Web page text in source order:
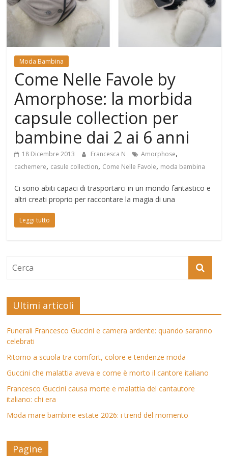
Mondo
Moda Bambina
Come Nelle Favole by
Amorphose: la morbida
capsule collection per
bambine dai 2 ai 6 anni
18 Dicembre 2013 Francesca N Amorphose,
cachemere, casule collection, Come Nelle Favole, moda bambina
Ci sono abiti capaci di trasportarci in un mondo fantastico e
altri creati proprio per raccontare la magia di una
Leggi tutto
Ultimi articoli
Funerali Francesco Guccini e camera ardente: quando saranno
celebrati
Ritorno a scuola tra comfort, colore e tendenze moda
Guccini che malattia aveva e come è morto il cantore italiano
Francesco Guccini causa morte e malattia del cantautore
italiano: chi era
Moda mare bambine estate 2026: i trend del momento
Pagine